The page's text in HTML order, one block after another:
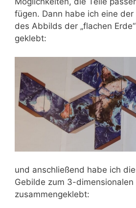
fügen. Dann habe ich eine
des Abbilds der „flachen
geklebt:
und anschließend habe ich
Gebilde zum 3-
zusammengeklebt: